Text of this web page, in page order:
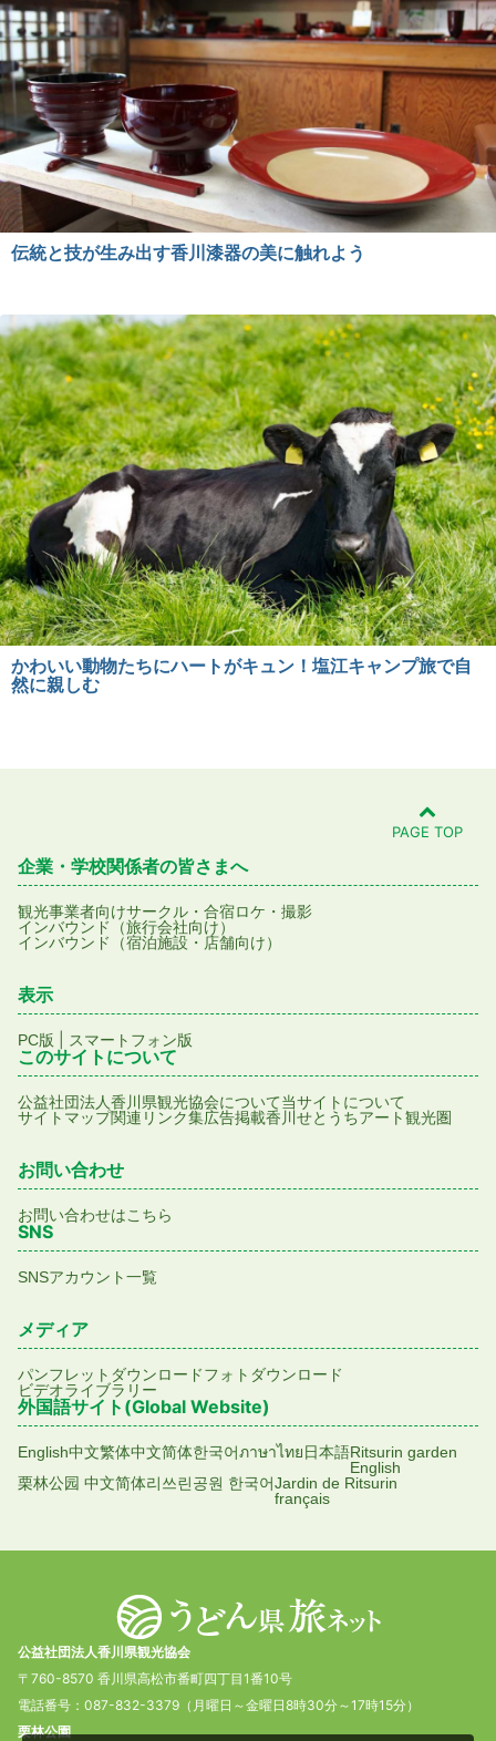
伝統と技が生み出す香川漆器の美に触れよう
かわいい動物たちにハートがキュン！塩江キャンプ旅で自
然に親しむ
PAGE TOP
企業・学校関係者の皆さまへ
観光事業者向けサークル・合宿ロケ・撮影
インバウンド（旅行会社向け）
インバウンド（宿泊施設・店舗向け）
表示
PC版 スマートフォン版
このサイトについて
公益社団法人香川県観光協会について当サイトについて
サイトマップ関連リンク集広告掲載香川せとうちアート観光圏
お問い合わせ
お問い合わせはこちら
SNS
SNSアカウント一覧
メディア
パンフレットダウンロードフォトダウンロード
ビデオライブラリー
外国語サイト(Global Website)
English中文繁体中文简体한국어ภาษาไทย日本語Ritsurin garden
English
栗林公园 中文简体리쓰린공원 한국어Jardin de Ritsurin
français
公益社団法人香川県観光協会
〒760-8570 香川県高松市番町四丁目1番10号
電話番号：087-832-3379（月曜日～金曜日8時30分～17時15分）
栗林公園